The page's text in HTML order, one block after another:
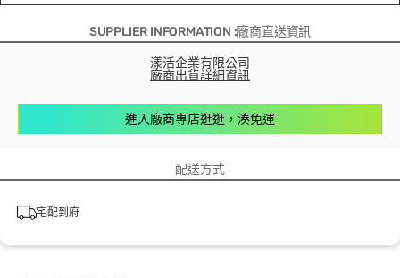
SUPPLIER INFORMATION :廠商直送資訊
漾活企業有限公司
廠商出貨詳細資訊
進入廠商專店逛逛，湊免運
配送方式
宅配到府